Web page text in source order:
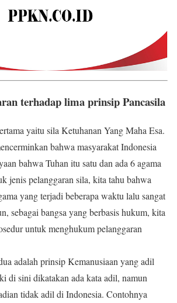
terhadap lima prinsip Pancasila
yaitu sila Ketuhanan Yang Maha Esa.
bahwa masyarakat Indonesia
bahwa Tuhan itu satu dan ada 6 agama
jenis pelanggaran sila, kita tahu bahwa
yang terjadi beberapa waktu lalu sangat
sebagai bangsa yang berbasis hukum, kita
untuk menghukum pelanggaran
adalah prinsip Kemanusiaan yang adil
di sini dikatakan ada kata adil, namun
tidak adil di Indonesia. Contohnya